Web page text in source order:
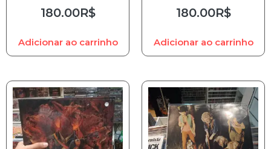
180.00R$
Adicionar ao carrinho
180.00R$
Adicionar ao carrinho